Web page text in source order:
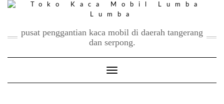
Skip
pusat penggantian kaca mobil di daerah tangerang
dan serpong.
Toggle Navigation